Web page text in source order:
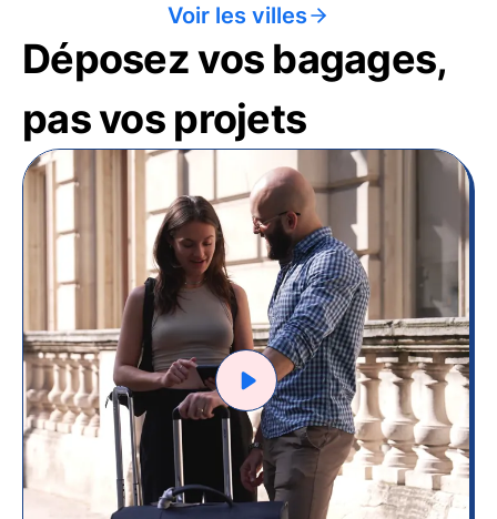
Voir les villes
Déposez vos bagages,
pas vos projets